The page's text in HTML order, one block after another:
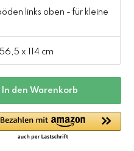
links oben - für kleine
x 114 cm
In den Warenkorb